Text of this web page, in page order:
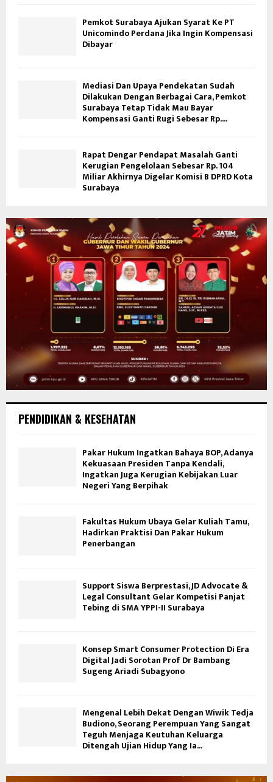
Pemkot Surabaya Ajukan Syarat Ke PT
Unicomindo Perdana Jika Ingin Kompensasi
Dibayar
Mediasi Dan Upaya Pendekatan Sudah
Dilakukan Dengan Berbagai Cara, Pemkot
Surabaya Tetap Tidak Mau Bayar
Kompensasi Ganti Rugi Sebesar Rp....
Rapat Dengar Pendapat Masalah Ganti
Kerugian Pengelolaan Sebesar Rp. 104
Miliar Akhirnya Digelar Komisi B DPRD Kota
Surabaya
PENDIDIKAN & KESEHATAN
Pakar Hukum Ingatkan Bahaya BOP, Adanya
Kekuasaan Presiden Tanpa Kendali,
Ingatkan Juga Kerugian Kebijakan Luar
Negeri Yang Berpihak
Fakultas Hukum Ubaya Gelar Kuliah Tamu,
Hadirkan Praktisi Dan Pakar Hukum
Penerbangan
Support Siswa Berprestasi, JD Advocate &
Legal Consultant Gelar Kompetisi Panjat
Tebing di SMA YPPI-II Surabaya
Konsep Smart Consumer Protection Di Era
Digital Jadi Sorotan Prof Dr Bambang
Sugeng Ariadi Subagyono
Mengenal Lebih Dekat Dengan Wiwik Tedja
Budiono, Seorang Perempuan Yang Sangat
Teguh Menjaga Keutuhan Keluarga
Ditengah Ujian Hidup Yang Ia...